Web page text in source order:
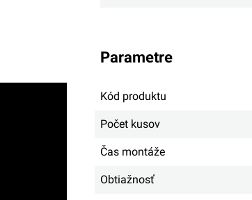
parametre
Kód produktu
Počet kusov
Čas montáže
Obtiažnosť